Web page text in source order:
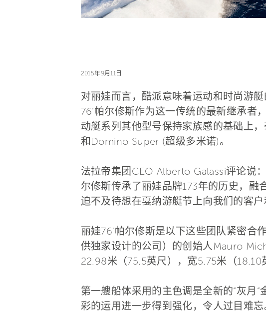
2015年9月11日
对丽娃而言，酷派意味着运动和时尚游
76’帕尔修斯作为这一传统的最新继承者
动艇系列其他型号保持家族感的基础上
和Domino Super (超级多米诺)。
法拉帝集团CEO Alberto Galassi评论说
尔修斯传承了丽娃品牌173年的历史，
迫不及待想在戛纳游艇节上向我们的客
丽娃76'帕尔修斯是以下这些团队紧密合
供独家设计的公司）的创始人Mauro
22.98米（75.5英尺），宽5.75米（18.10
第一艘船体采用的主色调是全新的“灰月
彩的运用进一步得到强化，令人过目难